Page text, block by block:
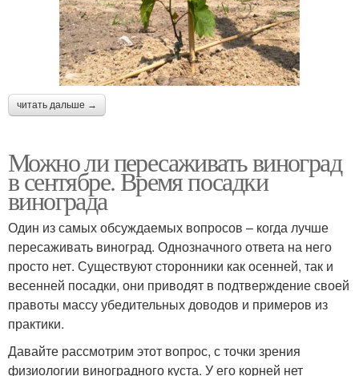
читать дальше →
Можно ли пересаживать виноград
в сентябре. Время посадки
винограда
Один из самых обсуждаемых вопросов – когда лучше
пересаживать виноград. Однозначного ответа на него
просто нет. Существуют сторонники как осенней, так и
весенней посадки, они приводят в подтверждение своей
правоты массу убедительных доводов и примеров из
практики.
Давайте рассмотрим этот вопрос, с точки зрения
физиологии виноградного куста. У его корней нет